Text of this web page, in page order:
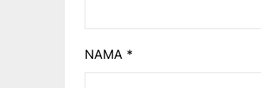
NAMA *